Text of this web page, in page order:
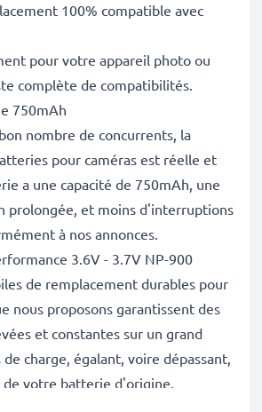
100% compatible avec
pour votre appareil photo ou
complète de compatibilités.
750mAh
nombre de concurrents, la
pour caméras est réelle et
a une capacité de 750mAh, une
prolongée, et moins d'interruptions
à nos annonces.
3.6V - 3.7V NP-900
de remplacement durables pour
nous proposons garantissent des
et constantes sur un grand
charge, égalant, voire dépassant,
de votre batterie d'origine.